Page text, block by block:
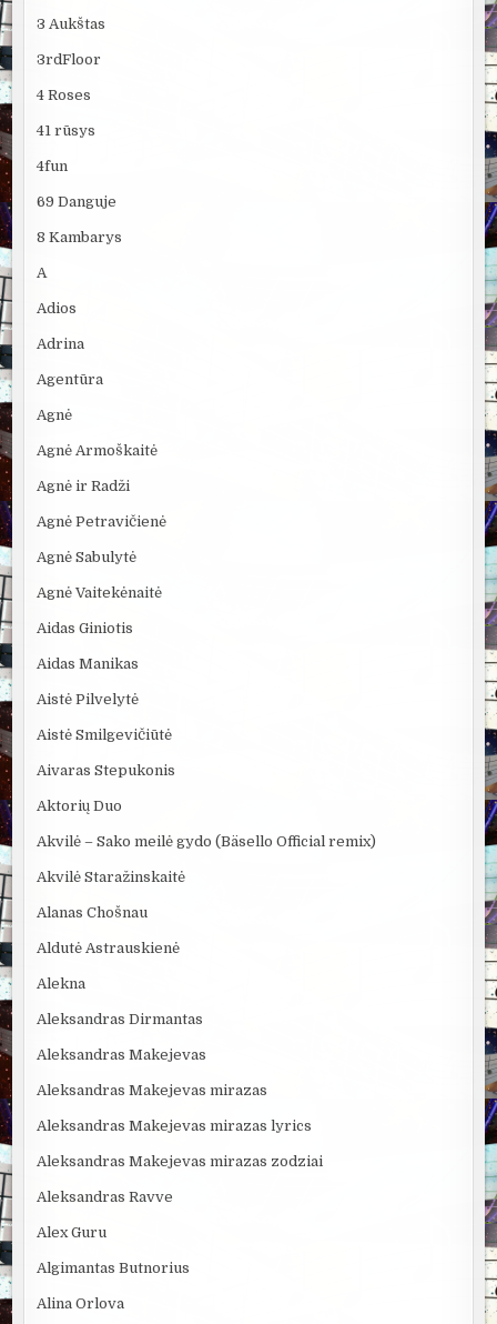
3 Aukštas
3rdFloor
4 Roses
41 rūsys
4fun
69 Danguje
8 Kambarys
A
Adios
Adrina
Agentūra
Agnė
Agnė Armoškaitė
Agnė ir Radži
Agnė Petravičienė
Agnė Sabulytė
Agnė Vaitekėnaitė
Aidas Giniotis
Aidas Manikas
Aistė Pilvelytė
Aistė Smilgevičiūtė
Aivaras Stepukonis
Aktorių Duo
Akvilė – Sako meilė gydo (Bäsello Official remix)
Akvilė Staražinskaitė
Alanas Chošnau
Aldutė Astrauskienė
Alekna
Aleksandras Dirmantas
Aleksandras Makejevas
Aleksandras Makejevas mirazas
Aleksandras Makejevas mirazas lyrics
Aleksandras Makejevas mirazas zodziai
Aleksandras Ravve
Alex Guru
Algimantas Butnorius
Alina Orlova